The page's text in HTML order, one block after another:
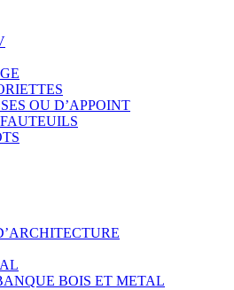
OU D’APPOINT
BOIS ET METAL